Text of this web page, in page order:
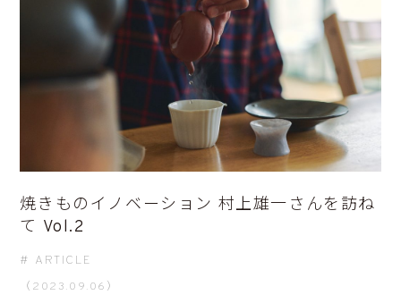
焼きものイノベーション 村上雄一さんを訪ね
て Vol.2
ARTICLE
（2023.09.06）